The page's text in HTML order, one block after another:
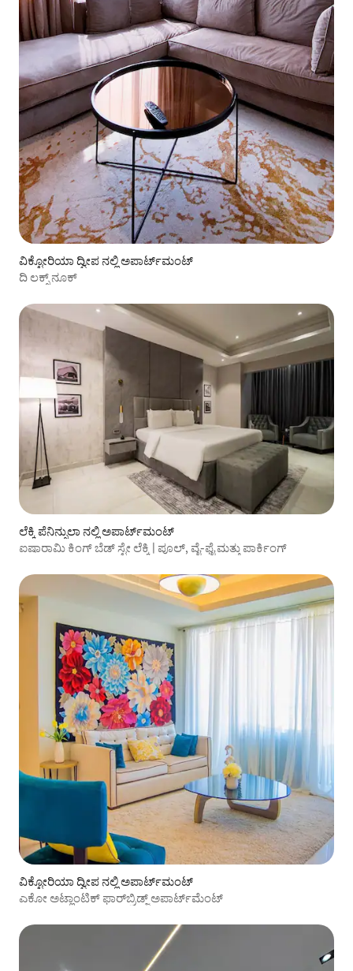
ವಿಕ್ಟೋರಿಯಾ ದ್ವೀಪ ನಲ್ಲಿ ಅಪಾರ್ಟ್‌ಮಂಟ್
ದಿ ಲಕ್ಸ್ ನೂಕ್
ಲೆಕ್ಕಿ ಪೆನಿನ್ಸುಲಾ ನಲ್ಲಿ ಅಪಾರ್ಟ್‌ಮಂಟ್
ಐಷಾರಾಮಿ ಕಿಂಗ್ ಬೆಡ್ ಸ್ಟೇ ಲೆಕ್ಕಿ | ಪೂಲ್, ವೈ-ಫೈ ಮತ್ತು ಪಾರ್ಕಿಂಗ್
ವಿಕ್ಟೋರಿಯಾ ದ್ವೀಪ ನಲ್ಲಿ ಅಪಾರ್ಟ್‌ಮಂಟ್
ಎಕೋ ಅಟ್ಲಾಂಟಿಕ್ ಫಾರ್‌ಬ್ರಿಡ್ಜ್ ಅಪಾರ್ಟ್‌ಮೆಂಟ್